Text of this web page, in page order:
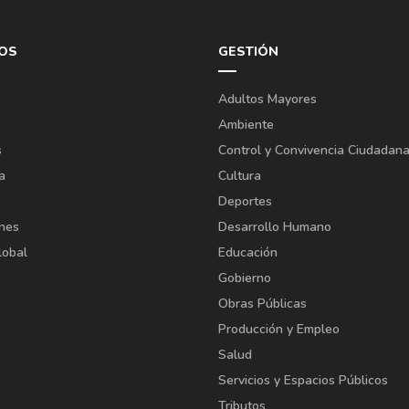
GESTIÓN
Adultos Mayores
Ambiente
Control y Convivencia Ciudadana
Cultura
Deportes
Desarrollo Humano
Educación
Gobierno
Obras Públicas
Producción y Empleo
Salud
Servicios y Espacios Públicos
Tributos